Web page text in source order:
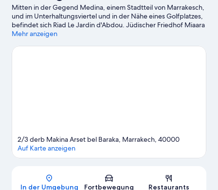
Mitten in der Gegend Medina, einem Stadtteil von Marrakesch,
und im Unterhaltungsviertel und in der Nähe eines Golfplatzes,
befindet sich Riad Le Jardin d'Abdou. Jüdischer Friedhof Miaara
und Bab Debbagh zählen zu den Sehenswürdigkeiten der
Gerbereien und Les Bains de Marrakech. Du bist mit Kindern
Mehr anzeigen
Karte
2/3 derb Makina Arset bel Baraka, Marrakech, 40000
Auf Karte anzeigen
In der Umgebung
Fortbewegung
Restaurants